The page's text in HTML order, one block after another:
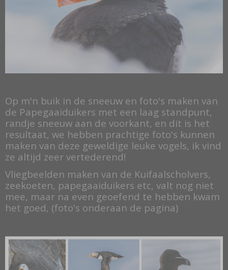
Op m'n buik in de sneeuw en foto's maken van
de Papegaaiduikers met een laag standpunt,
randje sneeuw aan de voorkant, en dit is het
resultaat, we hebben prachtige foto's kunnen
maken van deze geweldige leuke vogels, ik vind
ze altijd zeer vertederend!
Vliegbeelden maken van de Kuifaalscholvers,
zeekoeten, papegaaiduikers etc, valt nog niet
mee, maar na even geoefend te hebben kwam
het goed, (foto's onderaan de pagina)